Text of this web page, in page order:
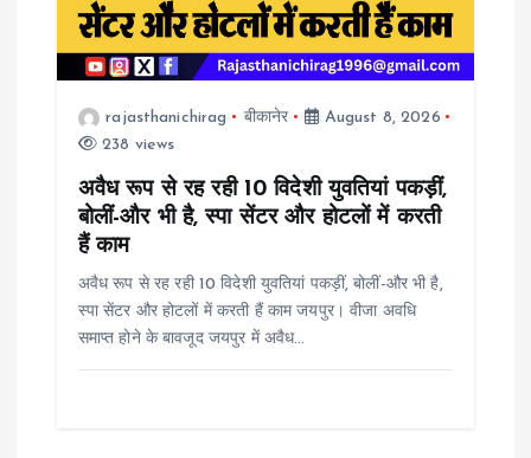
a
rajasthanichirag बीकानेर
August 8, 2026
238 views
अवैध रूप से रह रही 10 विदेशी युवतियां पकड़ीं,
बोलीं-और भी है, स्पा सेंटर और होटलों में करती
हैं काम
अवैध रूप से रह रही 10 विदेशी युवतियां पकड़ीं, बोलीं-और भी है,
स्पा सेंटर और होटलों में करती हैं काम जयपुर। वीजा अवधि
समाप्त होने के बावजूद जयपुर में अवैध…